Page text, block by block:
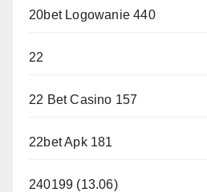
20bet Logowanie 440
22
22 Bet Casino 157
22bet Apk 181
240199 (13.06)